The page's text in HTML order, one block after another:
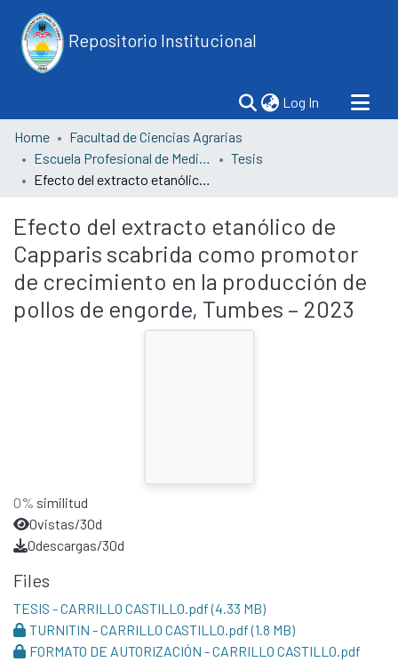
Repositorio Institucional
Log In (current)
Home
Facultad de Ciencias Agrarias
Escuela Profesional de Medicina Veterinaria y Zootecnia
Tesis
Efecto del extracto etanólico de Capparis scabrida como promotor de crecimiento en la producción de pollos de engorde, Tumbes – 2023
Efecto del extracto etanólico de
Capparis scabrida como promotor
de crecimiento en la producción de
pollos de engorde, Tumbes – 2023
0% similitud
0vistas/30d
0descargas/30d
Files
TESIS - CARRILLO CASTILLO.pdf(4.33 MB)
TURNITIN - CARRILLO CASTILLO.pdf(1.8 MB)
FORMATO DE AUTORIZACIÓN - CARRILLO CASTILLO.pdf